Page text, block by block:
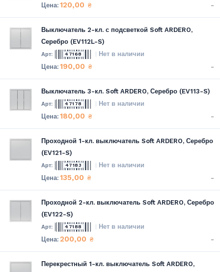
120,00 ₴ -
Выключатель 2-кл. с подсветкой Soft ARDERO,
Серебро (EV112L-S)
47168 Нет в наличии
190,00 ₴ -
Выключатель 3-кл. Soft ARDERO, Серебро (EV113-S)
47178 Нет в наличии
180,00 ₴ -
Проходной 1-кл. выключатель Soft ARDERO, Серебро
(EV121-S)
47183 Нет в наличии
135,00 ₴ -
Проходной 2-кл. выключатель Soft ARDERO, Серебро
(EV122-S)
47188 Нет в наличии
200,00 ₴ -
Перекрестный 1-кл. выключатель Soft ARDERO,